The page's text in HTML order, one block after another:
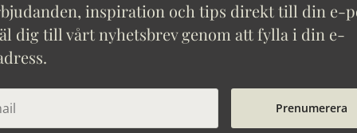
inspiration och tips direkt till din e-
dig till vårt nyhetsbrev genom att fylla i din e-
Prenumerera